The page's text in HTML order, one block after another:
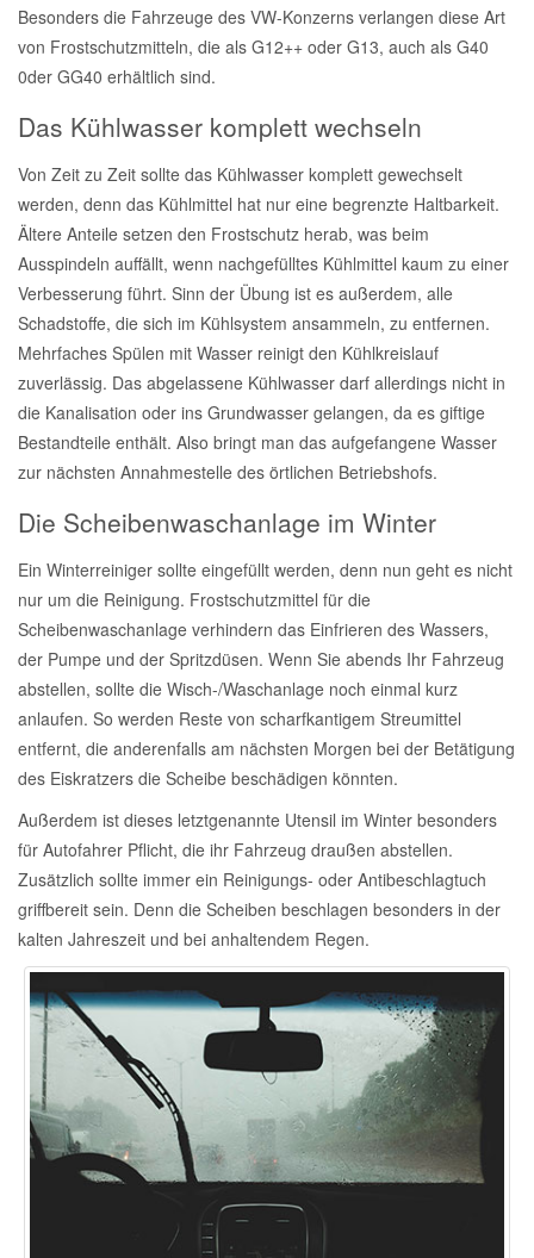
Besonders die Fahrzeuge des VW-Konzerns verlangen diese Art
von Frostschutzmitteln, die als G12++ oder G13, auch als G40
0der GG40 erhältlich sind.
Das Kühlwasser komplett wechseln
Von Zeit zu Zeit sollte das Kühlwasser komplett gewechselt
werden, denn das Kühlmittel hat nur eine begrenzte Haltbarkeit.
Ältere Anteile setzen den Frostschutz herab, was beim
Ausspindeln auffällt, wenn nachgefülltes Kühlmittel kaum zu einer
Verbesserung führt. Sinn der Übung ist es außerdem, alle
Schadstoffe, die sich im Kühlsystem ansammeln, zu entfernen.
Mehrfaches Spülen mit Wasser reinigt den Kühlkreislauf
zuverlässig. Das abgelassene Kühlwasser darf allerdings nicht in
die Kanalisation oder ins Grundwasser gelangen, da es giftige
Bestandteile enthält. Also bringt man das aufgefangene Wasser
zur nächsten Annahmestelle des örtlichen Betriebshofs.
Die Scheibenwaschanlage im Winter
Ein Winterreiniger sollte eingefüllt werden, denn nun geht es nicht
nur um die Reinigung. Frostschutzmittel für die
Scheibenwaschanlage verhindern das Einfrieren des Wassers,
der Pumpe und der Spritzdüsen. Wenn Sie abends Ihr Fahrzeug
abstellen, sollte die Wisch-/Waschanlage noch einmal kurz
anlaufen. So werden Reste von scharfkantigem Streumittel
entfernt, die anderenfalls am nächsten Morgen bei der Betätigung
des Eiskratzers die Scheibe beschädigen könnten.
Außerdem ist dieses letztgenannte Utensil im Winter besonders
für Autofahrer Pflicht, die ihr Fahrzeug draußen abstellen.
Zusätzlich sollte immer ein Reinigungs- oder Antibeschlagtuch
griffbereit sein. Denn die Scheiben beschlagen besonders in der
kalten Jahreszeit und bei anhaltendem Regen.
Porsche Ersatzteile
Seat Ersatzteile
Skoda Ersatzteile
Smart Ersatzteile
Suzuki Ersatzteile
Toyota Ersatzteile
Vauxhall Ersatzteile
Volvo Ersatzteile